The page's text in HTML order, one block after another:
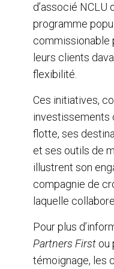
d’associé NCLU
programme
commissionable
leurs clients
flexibilité.
Ces initiatives,
investissements
flotte, ses
et ses outils de
illustrent son
compagnie de
laquelle
Pour plus
Partners First ou
témoignage, les